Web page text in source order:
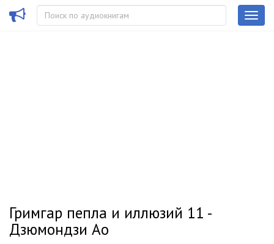
Гримгар пепла и иллюзий 11 -
Дзюмондзи Ао